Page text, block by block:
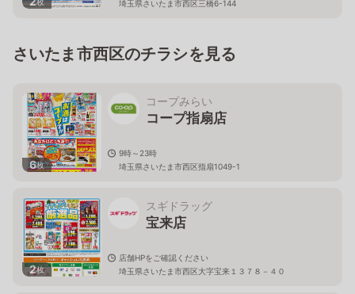
埼玉県さいたま市西区三橋6-144
さいたま市西区のチラシを見る
6枚
コープみらい
コープ指扇店
9時～23時
埼玉県さいたま市西区指扇1049-1
2枚
スギドラッグ
宝来店
店舗HPをご確認ください
埼玉県さいたま市西区大字宝来１３７８－４０